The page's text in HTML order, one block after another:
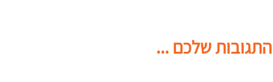
התגובות שלכם ...